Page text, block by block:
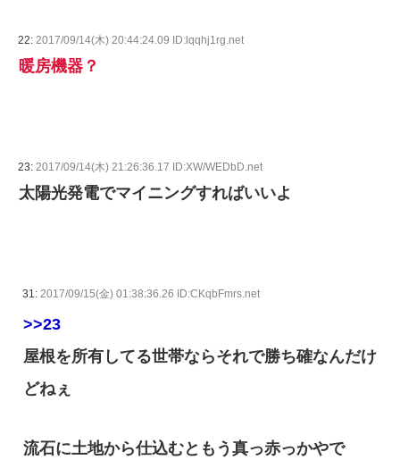
22: 2017/09/14(木) 20:44:24.09 ID:lqqhj1rg.net
暖房機器？
23: 2017/09/14(木) 21:26:36.17 ID:XW/WEDbD.net
太陽光発電でマイニングすればいいよ
31: 2017/09/15(金) 01:38:36.26 ID:CKqbFmrs.net
>>23
屋根を所有してる世帯ならそれで勝ち確なんだけ
どねぇ
流石に土地から仕込むともう真っ赤っかやで